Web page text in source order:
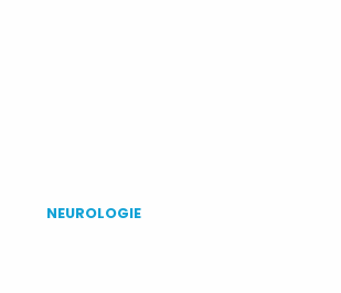
NEUROLOGIE